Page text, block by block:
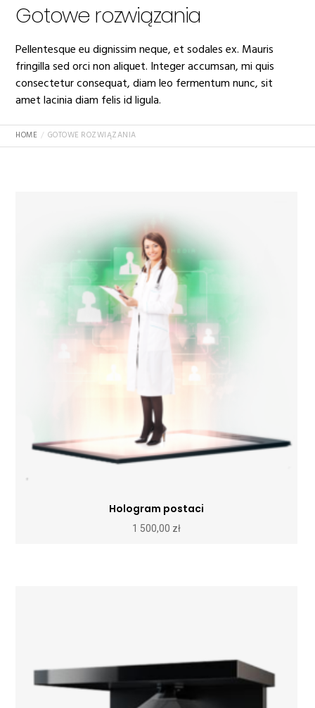
Gotowe rozwiązania
Pellentesque eu dignissim neque, et sodales ex. Mauris
fringilla sed orci non aliquet. Integer accumsan, mi quis
consectetur consequat, diam leo fermentum nunc, sit
amet lacinia diam felis id ligula.
HOME GOTOWE ROZWIĄZANIA
Hologram postaci
1 500,00 zł